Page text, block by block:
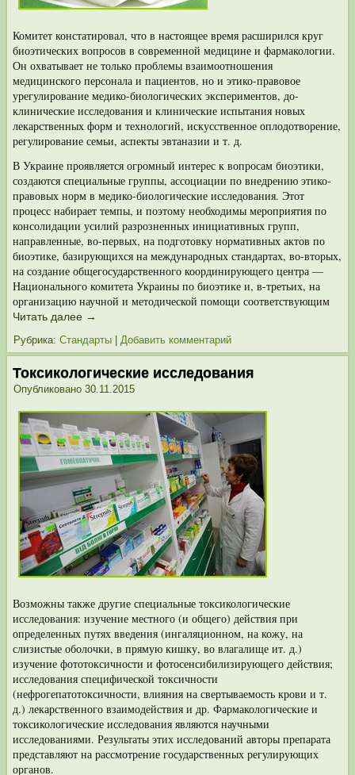
Комитет констатировал, что в настоящее время расширился круг
биоэтических вопросов в современной медицине и фармакологии.
Он охватывает не только проблемы взаимоотношения
медицинского персонала и пациентов, но и этико-правовое
урегулирование медико-биологических экспериментов, до­
клинические исследования и клинические испытания новых
лекарственных форм и технологий, искусственное оплодотворение,
регулирование семьи, ас­пекты эвтаназии и т. д.
В Украине проявляется огромный интерес к вопросам биоэтики,
создаются специальные группы, ассоциации по внедрению этико-
правовых норм в меди­ко-биологические исследования. Этот
процесс набирает темпы, и поэтому не­обходимы мероприятия по
консолидации усилий разрозненных инициативных групп,
направленные, во-первых, на подготовку нормативных актов по
биоэтике, базирующихся на международных стандартах, во-вторых,
на создание общего­сударственного координирующего центра —
Национального комитета Украины по биоэтике и, в-третьих, на
организацию научной и методической помощи со­ответствующим
Читать далее →
Рубрика: Стандарты |Добавить комментарий
Токсикологические исследования
Опубликовано 30.11.2015
Возможны также другие специальные токсикологические
исследования: изучение местного (и общего) действия при
определенных путях введения (ин­галяционном, на кожу, на
слизистые оболочки, в прямую кишку, во влагалище ит. д.)
изучение фототоксичности и фотосенсибилизирующего действия;
ис­следования специфической токсичности
(нефрогепатотоксичности, влияния на свертываемость крови и т.
д.) лекарственного взаимодействия и др. Фармакологические и
токсикологические исследования являются научными
исследованиями. Результаты этих исследований авторы препарата
представ­ляют на рассмотрение государственных регулирующих
органов.